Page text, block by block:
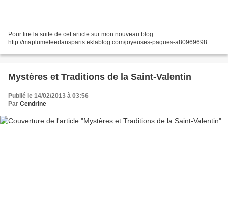
Pour lire la suite de cet article sur mon nouveau blog :
http://maplumefeedansparis.eklablog.com/joyeuses-paques-a80969698
Mystères et Traditions de la Saint-Valentin
Publié le 14/02/2013 à 03:56
Par Cendrine